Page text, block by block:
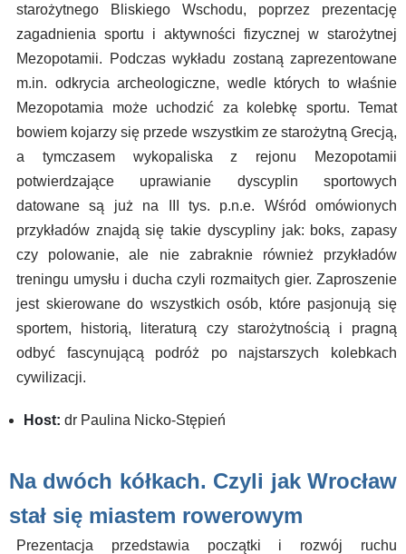
starożytnego Bliskiego Wschodu, poprzez prezentację
zagadnienia sportu i aktywności fizycznej w starożytnej
Mezopotamii. Podczas wykładu zostaną zaprezentowane
m.in. odkrycia archeologiczne, wedle których to właśnie
Mezopotamia może uchodzić za kolebkę sportu. Temat
bowiem kojarzy się przede wszystkim ze starożytną Grecją,
a tymczasem wykopaliska z rejonu Mezopotamii
potwierdzające uprawianie dyscyplin sportowych
datowane są już na III tys. p.n.e. Wśród omówionych
przykładów znajdą się takie dyscypliny jak: boks, zapasy
czy polowanie, ale nie zabraknie również przykładów
treningu umysłu i ducha czyli rozmaitych gier. Zaproszenie
jest skierowane do wszystkich osób, które pasjonują się
sportem, historią, literaturą czy starożytnością i pragną
odbyć fascynującą podróż po najstarszych kolebkach
cywilizacji.
Host: dr Paulina Nicko-Stępień
Na dwóch kółkach. Czyli jak Wrocław
stał się miastem rowerowym
Prezentacja przedstawia początki i rozwój ruchu